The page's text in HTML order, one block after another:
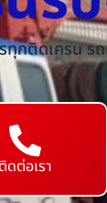
รทุกติดเครน
ติดต่อเรา